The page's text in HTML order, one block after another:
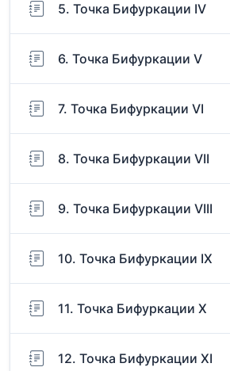
5. Точка Бифуркации IV
6. Точка Бифуркации V
7. Точка Бифуркации VI
8. Точка Бифуркации VII
9. Точка Бифуркации VIII
10. Точка Бифуркации IX
11. Точка Бифуркации X
12. Точка Бифуркации XI